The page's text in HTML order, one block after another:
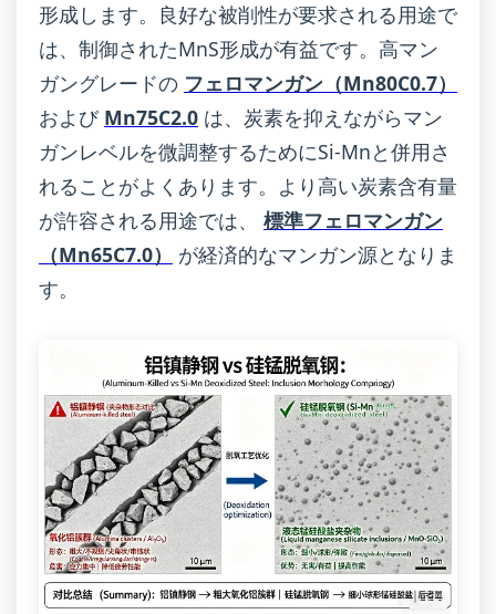
形成します。良好な被削性が要求される用途で
は、制御されたMnS形成が有益です。高マン
ガングレードの フェロマンガン（Mn80C0.7）
および Mn75C2.0 は、炭素を抑えながらマン
ガンレベルを微調整するためにSi-Mnと併用さ
れることがよくあります。より高い炭素含有量
が許容される用途では、 標準フェロマンガン
（Mn65C7.0）
が経済的なマンガン源となりま
す。